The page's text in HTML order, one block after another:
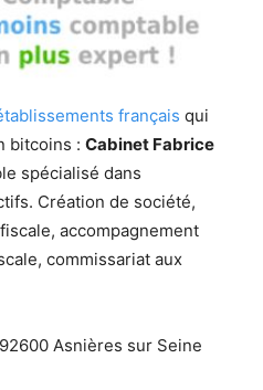
français qui
bitcoins : Cabinet Fabrice
spécialisé dans
Création de société,
accompagnement
commissariat aux
Asnières sur Seine